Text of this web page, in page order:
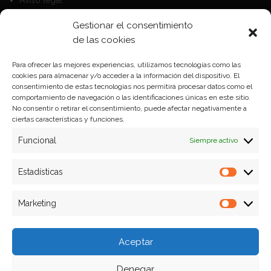
Gestionar el consentimiento
de las cookies
Para ofrecer las mejores experiencias, utilizamos tecnologías como las
cookies para almacenar y/o acceder a la información del dispositivo. El
consentimiento de estas tecnologías nos permitirá procesar datos como el
comportamiento de navegación o las identificaciones únicas en este sitio.
No consentir o retirar el consentimiento, puede afectar negativamente a
ciertas características y funciones.
Funcional Siempre activo
Estadísticas
Marketing
Aceptar
Política de privacidad
Formas de pago
Plazos y condiciones de envio
Politica de devoluciones